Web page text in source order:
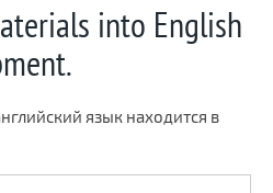
into English
язык находится в